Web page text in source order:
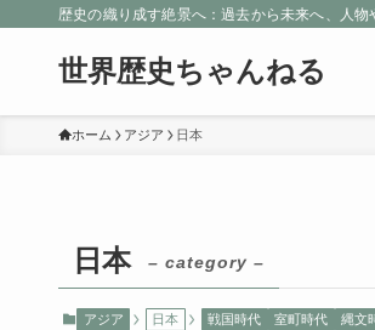
歴史の織り成す絶景へ：過去から未来へ、人
世界歴史ちゃんねる
ホーム アジア 日本
日本 – category –
アジア 日本 戦国時代 室町時代 縄文